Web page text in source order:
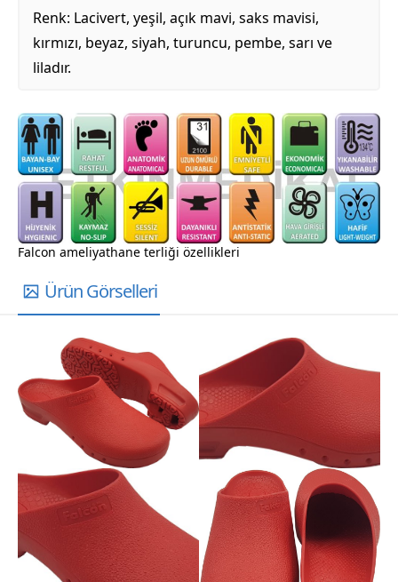
Renk: Lacivert, yeşil, açık mavi, saks mavisi,
kırmızı, beyaz, siyah, turuncu, pembe, sarı ve
liladır.
Falcon ameliyathane terliği özellikleri
Ürün Görselleri